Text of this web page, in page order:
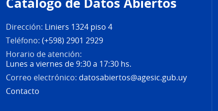
página
Dirección: Liniers 1324 piso 4
Teléfono: (+598) 2901 2929
Horario de atención:
Lunes a viernes de 9:30 a 17:30 hs.
Correo electrónico: datosabiertos@agesic.gub.uy
Contacto